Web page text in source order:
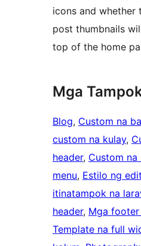
icons and whether
post thumbnails
top of the home
Mga
Blog, Custom na
custom na kulay,
header, Custom na
menu, Estilo ng
itinatampok na
header, Mga
Template na full